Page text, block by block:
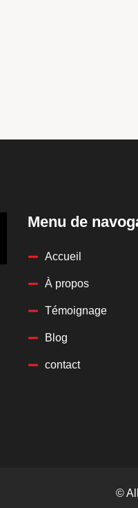
Menu de
Accueil
À propos
Témoignage
Blog
contact
©